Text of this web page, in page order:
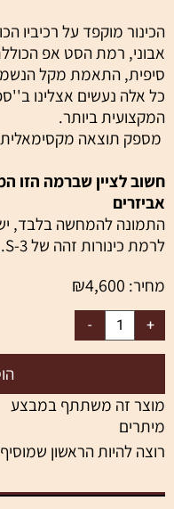
הכינור מוקפד על רכיביו
אבוני, רמת הסט אפ
סיפית, התאמת מקל
כל אלה נעשים אצלינו
המקצועית ביותר.
מספק תוצאה
חשוב לציין שברמה הזו
אביזרים
התמונה להמחשה בלבד,
לרמת כינורות זהה של S-3.
מחיר:
₪4,600
מוצר זה משתתף במבצע
מיתרים
רוצה להיות הראשון